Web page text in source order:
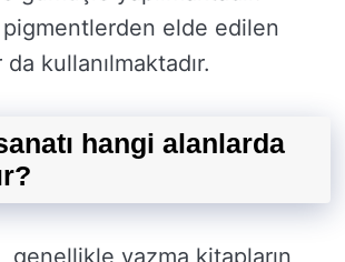
pigmentlerden elde edilen
kullanılmaktadır.
hangi alanlarda
genellikle yazma kitapların